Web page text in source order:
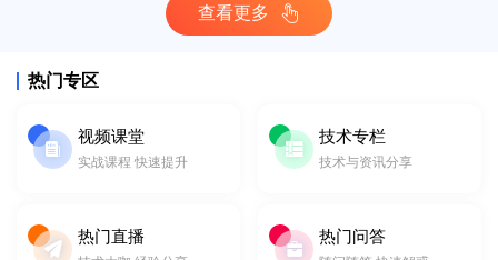
查看更多
热门专区
视频课堂
实战课程 快速提升
技术专栏
技术与资讯分享
热门直播 热门问答